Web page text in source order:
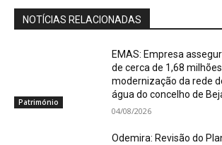
NOTÍCIAS RELACIONADAS
Património
EMAS: Empresa
de cerca de 1,68
modernização da rede
água do concelho de
04/08/2026
Odemira: Revisão do